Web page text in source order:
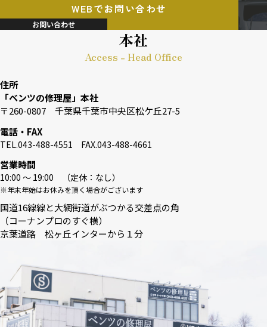
WEBでお問い合わせ
お問い合わせ
本社
Access - Head Office
住所
「ベンツの修理屋」本社
〒260-0807 千葉県千葉市中央区松ケ丘27-5
電話・FAX
TEL.043-488-4551 FAX.043-488-4661
営業時間
10:00 〜 19:00 （定休：なし）
※年末年始はお休みを頂く場合がございます
国道16線線と大網街道がぶつかる交差点の角
（コーナンプロのすぐ横）
京葉道路 松ヶ丘インターから１分